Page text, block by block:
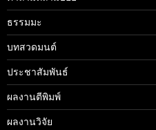
ธรรมมะ
บทสวดมนต์
ประชาสัมพันธ์
ผลงานตีพิมพ์
ผลงานวิจัย